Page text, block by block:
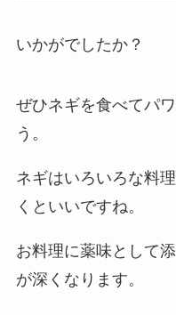
いかがでしたか？
ぜひネギを食べてパ
う。
ネギはいろいろな料
くといいですね。
お料理に薬味として
が深くなります。